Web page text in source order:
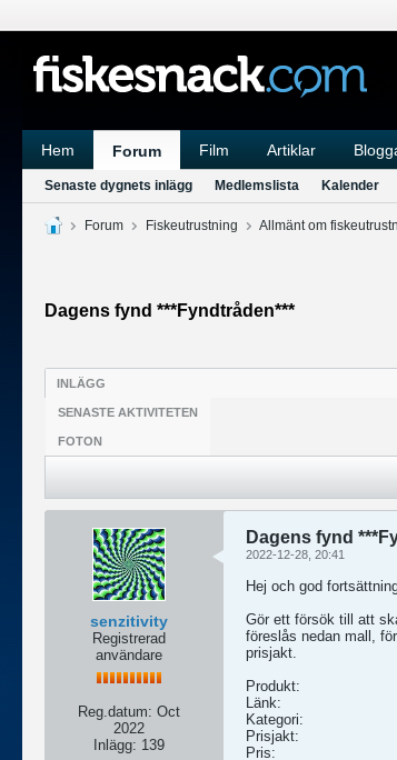
Hem Forum Film Artiklar
Senaste dygnets inlägg Medlemslista Kalender
Forum Fiskeutrustning Allmänt om
Dagens fynd ***Fyndtråden***
INLÄGG
SENASTE AKTIVITETEN
FOTON
senzitivity
Registrerad
användare
Reg.datum: Oct
2022
Inlägg: 139
Dagens fynd
2022-12-28, 20:41
Hej och god
Gör ett försök till att
föreslås nedan mall,
prisjakt.
Produkt:
Länk:
Kategori:
Prisjakt:
Pris: